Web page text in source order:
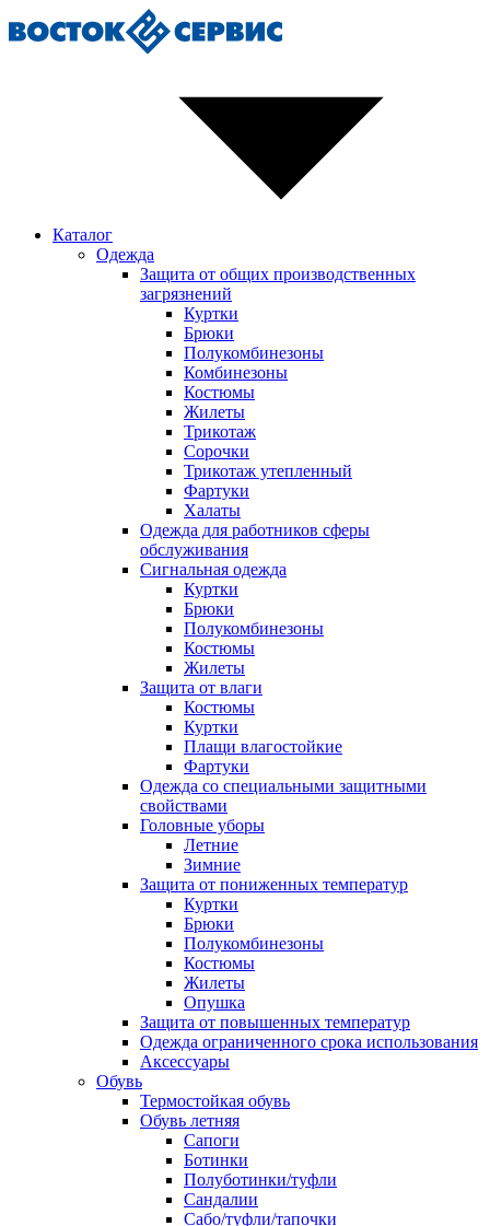
Каталог
Одежда
Защита от общих производственных
загрязнений
Куртки
Брюки
Полукомбинезоны
Комбинезоны
Костюмы
Жилеты
Трикотаж
Сорочки
Трикотаж утепленный
Фартуки
Халаты
Одежда для работников сферы
обслуживания
Сигнальная одежда
Куртки
Брюки
Полукомбинезоны
Костюмы
Жилеты
Защита от влаги
Костюмы
Куртки
Плащи влагостойкие
Фартуки
Одежда со специальными защитными
свойствами
Головные уборы
Летние
Зимние
Защита от пониженных температур
Куртки
Брюки
Полукомбинезоны
Костюмы
Жилеты
Опушка
Защита от повышенных температур
Одежда ограниченного срока использования
Аксессуары
Обувь
Термостойкая обувь
Обувь летняя
Сапоги
Ботинки
Полуботинки/туфли
Сандалии
Сабо/туфли/тапочки